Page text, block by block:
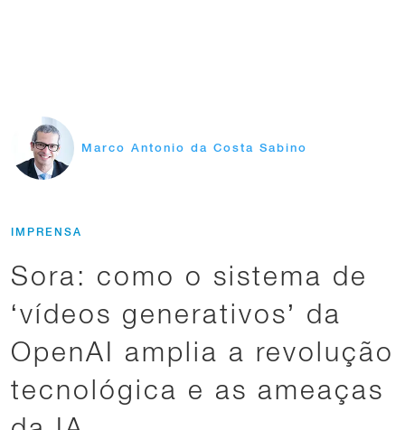
Marco Antonio da Costa Sabino
IMPRENSA
Sora: como o sistema de
‘vídeos generativos’ da
OpenAI amplia a revolução
tecnológica e as ameaças